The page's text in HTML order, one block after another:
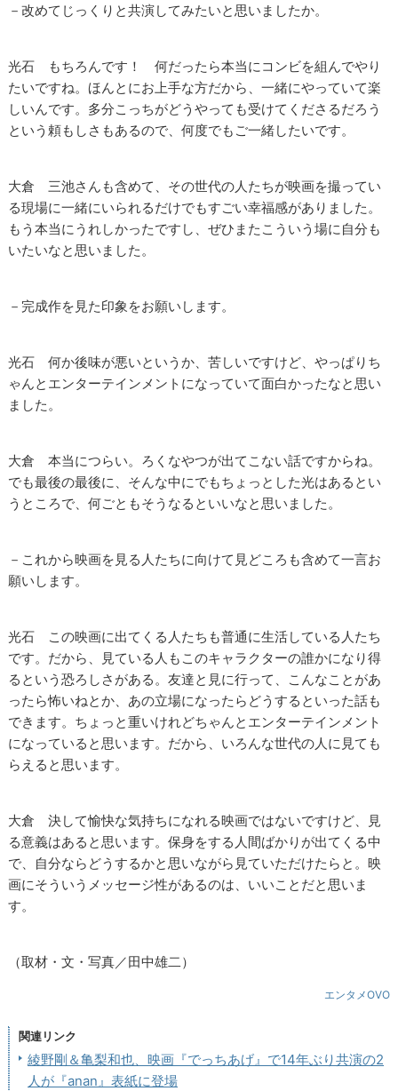
－改めてじっくりと共演してみたいと思いましたか。
光石 もちろんです！ 何だったら本当にコンビを組んでやり
たいですね。ほんとにお上手な方だから、一緒にやっていて楽
しいんです。多分こっちがどうやっても受けてくださるだろう
という頼もしさもあるので、何度でもご一緒したいです。
大倉 三池さんも含めて、その世代の人たちが映画を撮ってい
る現場に一緒にいられるだけでもすごい幸福感がありました。
もう本当にうれしかったですし、ぜひまたこういう場に自分も
いたいなと思いました。
－完成作を見た印象をお願いします。
光石 何か後味が悪いというか、苦しいですけど、やっぱりち
ゃんとエンターテインメントになっていて面白かったなと思い
ました。
大倉 本当につらい。ろくなやつが出てこない話ですからね。
でも最後の最後に、そんな中にでもちょっとした光はあるとい
うところで、何ごともそうなるといいなと思いました。
－これから映画を見る人たちに向けて見どころも含めて一言お
願いします。
光石 この映画に出てくる人たちも普通に生活している人たち
です。だから、見ている人もこのキャラクターの誰かになり得
るという恐ろしさがある。友達と見に行って、こんなことがあ
ったら怖いねとか、あの立場になったらどうするといった話も
できます。ちょっと重いけれどちゃんとエンターテインメント
になっていると思います。だから、いろんな世代の人に見ても
らえると思います。
大倉 決して愉快な気持ちになれる映画ではないですけど、見
る意義はあると思います。保身をする人間ばかりが出てくる中
で、自分ならどうするかと思いながら見ていただけたらと。映
画にそういうメッセージ性があるのは、いいことだと思いま
す。
（取材・文・写真／田中雄二）
エンタメOVO
関連リンク
綾野剛＆亀梨和也、映画『でっちあげ』で14年ぶり共演の2
人が『anan』表紙に登場